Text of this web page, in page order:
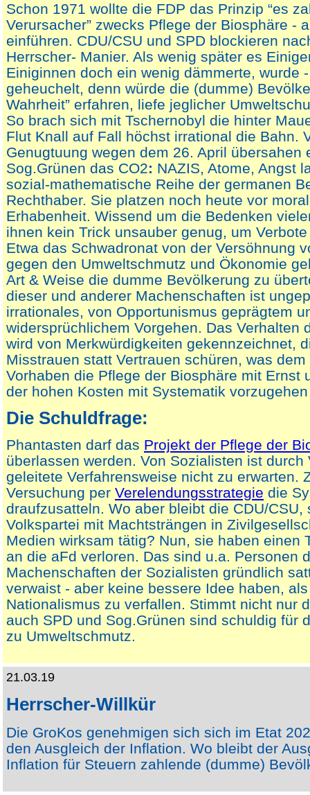
Schon 1971 wollte die FDP das Prinzip “es
Verursacher” zwecks Pflege der Biosphäre -
einführen. CDU/CSU und SPD blockieren
Herrscher- Manier. Als wenig später es
Einiginnen doch ein wenig dämmerte, wurde
geheuchelt, denn würde die (dumme)
Wahrheit” erfahren, liefe jeglicher
So brach sich mit Tschernobyl die hinter
Flut Knall auf Fall höchst irrational die Bahn.
Genugtuung wegen dem 26. April übersahen
Sog.Grünen das CO2: NAZIS, Atome, Angst
sozial-mathematische Reihe der germanen
Rechthaber. Sie platzen noch heute vor
Erhabenheit. Wissend um die Bedenken
ihnen kein Trick unsauber genug, um
Etwa das Schwadronat von der Versöhnung
gegen den Umweltschmutz und Ökonomie
Art & Weise die dumme Bevölkerung zu
dieser und anderer Machenschaften ist
irrationales, von Opportunismus geprägtem
widersprüchlichem Vorgehen. Das Verhalten
wird von Merkwürdigkeiten gekennzeichnet,
Misstrauen statt Vertrauen schüren, was
Vorhaben die Pflege der Biosphäre mit Ernst
der hohen Kosten mit Systematik
Die Schuldfrage:
Phantasten darf das Projekt der Pflege der
überlassen werden. Von Sozialisten ist durch
geleitete Verfahrensweise nicht zu erwarten.
Versuchung per Verelendungsstrategie die
draufzusatteln. Wo aber bleibt die CDU/CSU,
Volkspartei mit Machtsträngen in
Medien wirksam tätig? Nun, sie haben einen
an die aFd verloren. Das sind u.a. Personen
Machenschaften der Sozialisten gründlich
verwaist - aber keine bessere Idee haben,
Nationalismus zu verfallen. Stimmt nicht nur
auch SPD und Sog.Grünen sind schuldig für
zu Umweltschmutz.
21.03.19
Herrscher-Willkür
Die GroKos genehmigen sich sich im Etat
den Ausgleich der Inflation. Wo bleibt der
Inflation für Steuern zahlende (dumme)